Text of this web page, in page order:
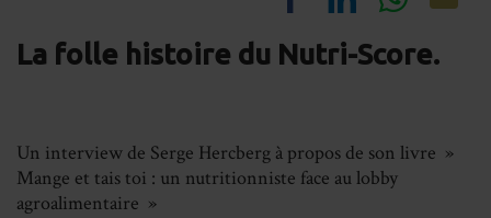
on
on on
La folle histoire du Nutri-Score.
Un interview de Serge Hercberg à propos de son livre »
Mange et tais toi : un nutritionniste face au lobby
agroalimentaire »